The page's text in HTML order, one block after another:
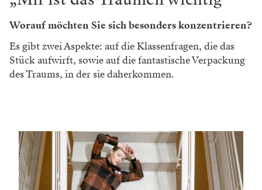
Worauf möchten Sie sich besonders konzentrieren?
Es gibt zwei Aspekte: auf die Klassenfragen, die das
Stück aufwirft, sowie auf die fantastische Verpackung
des Traums, in der sie daherkommen.